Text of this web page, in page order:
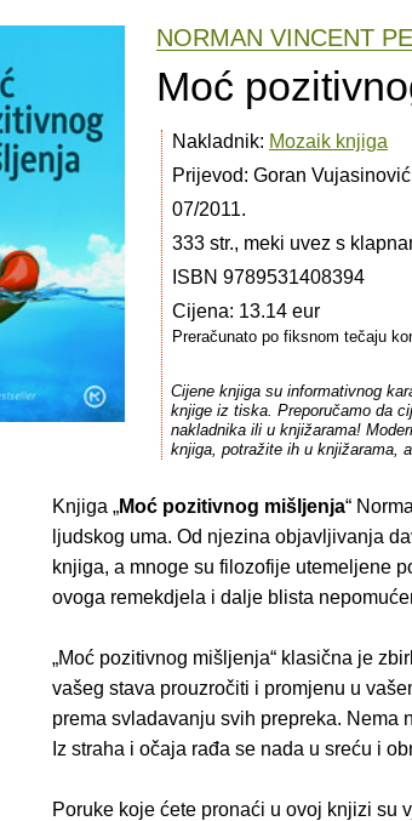
NORMAN VINCENT
Moć
Nakladnik: Mozaik knjiga
Prijevod: Goran Vujasinović
07/2011.
333 str., meki uvez s
ISBN 9789531408394
Cijena: 13.14 eur
Preračunato po fiksnom tečaju
Cijene knjiga su informativnog
knjige iz tiska. Preporučamo da
nakladnika ili u knjižarama!
knjiga, potražite ih u knjižarama,
Knjiga „Moć pozitivnog mišljenja“
ljudskog uma. Od njezina objavljivanja
knjiga, a mnoge su filozofije utemeljene
ovoga remekdjela i dalje blista
„Moć pozitivnog mišljenja“ klasična je
vašeg stava prouzročiti i promjenu u
prema svladavanju svih prepreka. Nema
Iz straha i očaja rađa se nada u sreću i
Poruke koje ćete pronaći u ovoj knjizi su